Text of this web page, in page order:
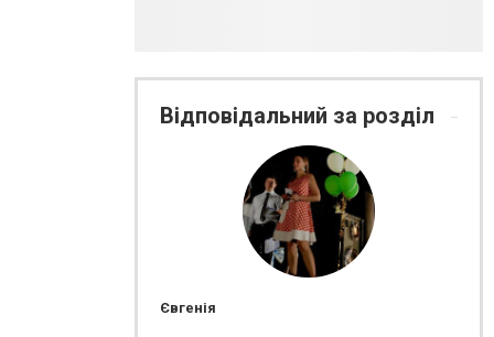
Відповідальний за розділ
Євгенія